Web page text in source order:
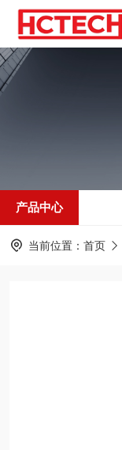
产品中心
当前位置： 首页